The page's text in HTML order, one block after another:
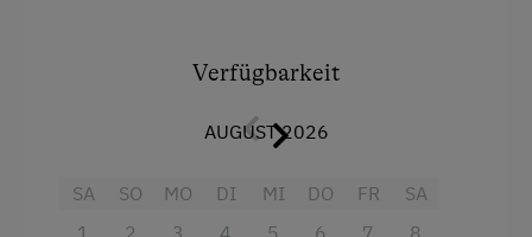
Kinder-Ausstattung
Bauernhoffrühstück!
Natürlich bieten wir unseren Gästen auch die
Verfügbarkeit
AUGUST 2026
SA
SO
MO
DI
MI
DO
FR
SA